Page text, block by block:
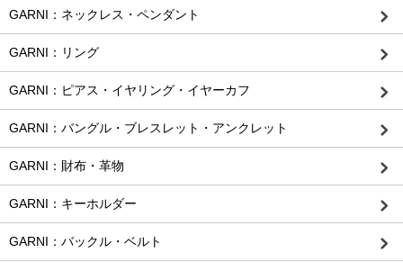
GARNI：ネックレス・ペンダント
GARNI：リング
GARNI：ピアス・イヤリング・イヤーカフ
GARNI：バングル・ブレスレット・アンクレット
GARNI：財布・革物
GARNI：キーホルダー
GARNI：バックル・ベルト